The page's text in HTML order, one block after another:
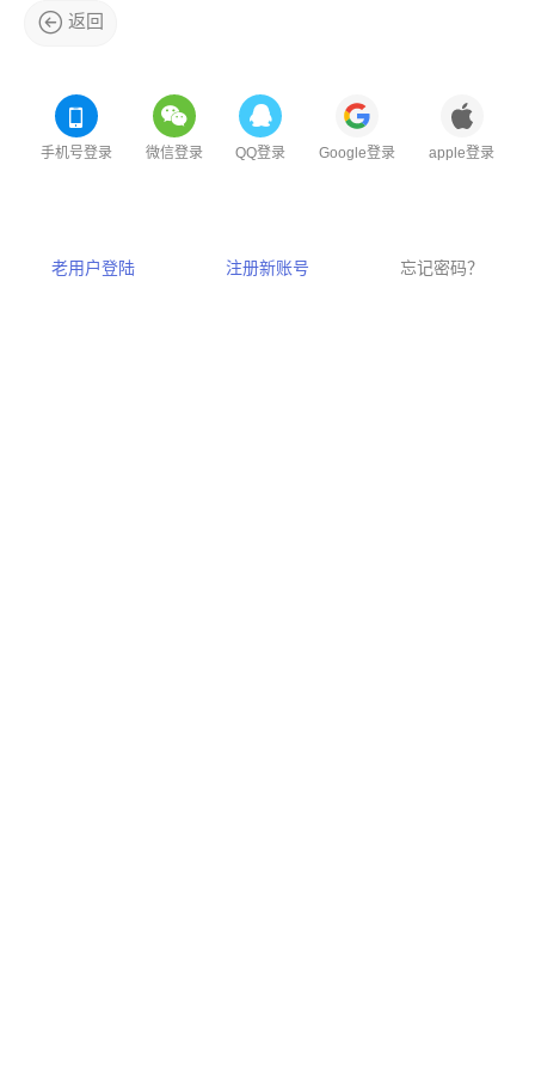
返回
手机号登录 微信登录 QQ登录 Google登录 apple登录
老用户登陆 注册新账号 忘记密码？